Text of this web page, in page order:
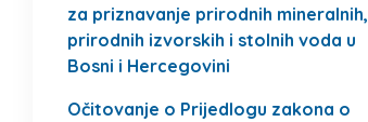
za priznavanje prirodnih mineralnih,
prirodnih izvorskih i stolnih voda u
Bosni i Hercegovini
Očitovanje o Prijedlogu zakona o